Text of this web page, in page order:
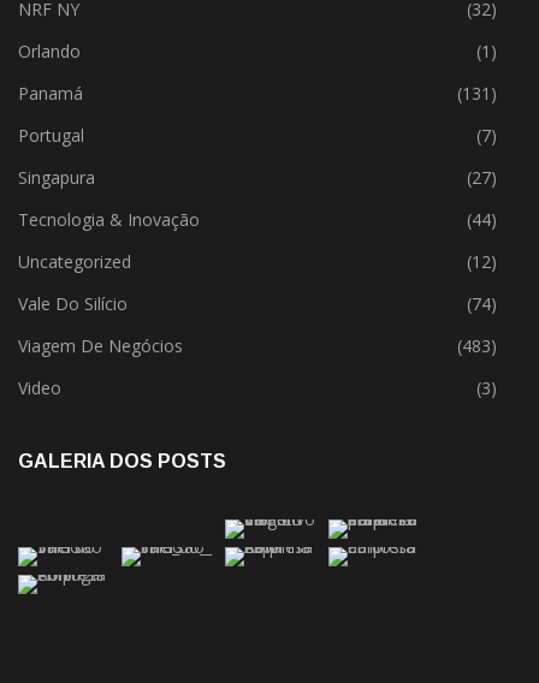
NRF NY
(32)
Orlando
(1)
Panamá
(131)
Portugal
(7)
Singapura
(27)
Tecnologia & Inovação
(44)
Uncategorized
(12)
Vale Do Silício
(74)
Viagem De Negócios
(483)
Video
(3)
GALERIA DOS POSTS